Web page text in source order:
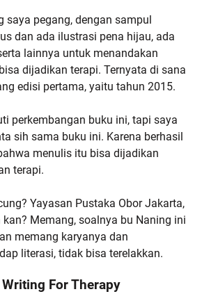
saya pegang, dengan sampul
dan ada ilustrasi pena hijau, ada
lainnya untuk menandakan
dijadikan terapi. Ternyata di sana
edisi pertama, yaitu tahun 2015.
perkembangan buku ini, tapi saya
sih sama buku ini. Karena berhasil
menulis itu bisa dijadikan
terapi.
Yayasan Pustaka Obor Jakarta,
Memang, soalnya bu Naning ini
memang karyanya dan
literasi, tidak bisa terelakkan.
For Therapy